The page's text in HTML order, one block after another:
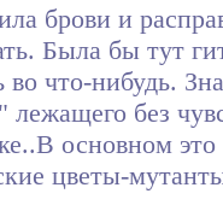
брови и
Была бы тут
что-нибудь.
без
основном
цветы-